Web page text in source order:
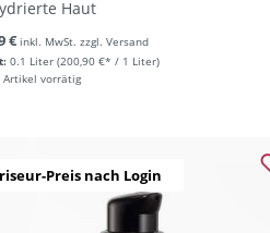
Haut
0.1 Liter (200,90 €* / 1 Liter)
€ inkl. MwSt. zzgl. Versand
Artikel vorrätig
Preis nach Login